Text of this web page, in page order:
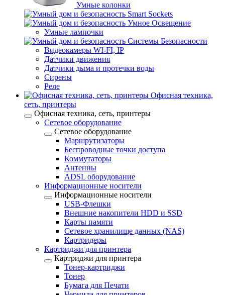
Умные колонки
Smart Sockets
Умное Освещение
Умные лампочки
Системы Безопасности
Видеокамеры WI-FI, IP
Датчики движения
Датчики дыма и протечки воды
Сирены
Реле
Офисная техника,
cеть, принтеры
Офисная техника, cеть, принтеры
Сетевое оборудование
Сетевое оборудование
Маршрутизаторы
Беспроводные точки доступа
Коммутаторы
Антенны
ADSL оборудование
Информационные носители
Информационные носители
USB-Флешки
Внешние накопители HDD и SSD
Карты памяти
Сетевое хранилище данных (NAS)
Картридеры
Картриджи для принтера
Картриджи для принтера
Тонер-картриджи
Тонер
Бумага для Печати